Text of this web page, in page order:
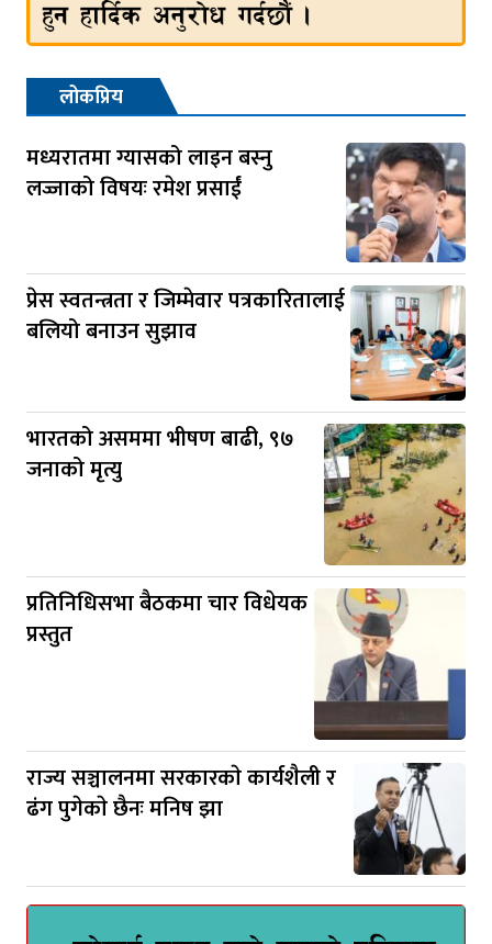
लोकप्रिय
मध्यरातमा ग्यासको लाइन बस्नु
लज्जाको विषयः रमेश प्रसाईं
प्रेस स्वतन्त्रता र जिम्मेवार पत्रकारितालाई
बलियो बनाउन सुझाव
भारतको असममा भीषण बाढी, ९७
जनाको मृत्यु
प्रतिनिधिसभा बैठकमा चार विधेयक
प्रस्तुत
राज्य सञ्चालनमा सरकारकाे कार्यशैली र
ढंग पुगेकाे छैनः मनिष झा